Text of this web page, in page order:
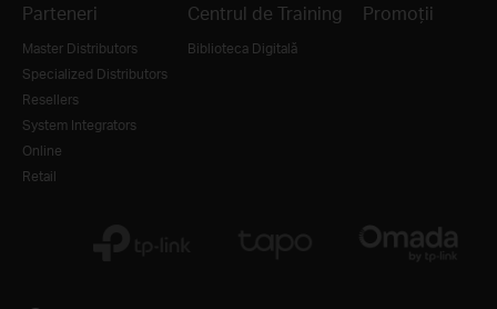
Parteneri
Master Distributors
Specialized Distributors
Resellers
System Integrators
Online
Retail
Centrul de Training
Biblioteca Digitală
Promoții